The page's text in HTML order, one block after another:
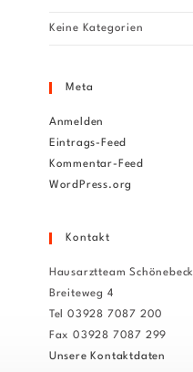
Keine Kategorien
Meta
Anmelden
Eintrags-Feed
Kommentar-Feed
WordPress.org
Kontakt
Hausarztteam Schönebeck
Breiteweg 4
Tel 03928 7087 200
Fax 03928 7087 299
Unsere Kontaktdaten